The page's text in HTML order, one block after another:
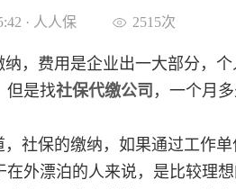
· 人人保 2515次
纳，费用是企业出一大部分，
但是找社保代缴公司 ，一个月
，社保的缴纳，如果通过工作
在外漂泊的人来说，是比较理